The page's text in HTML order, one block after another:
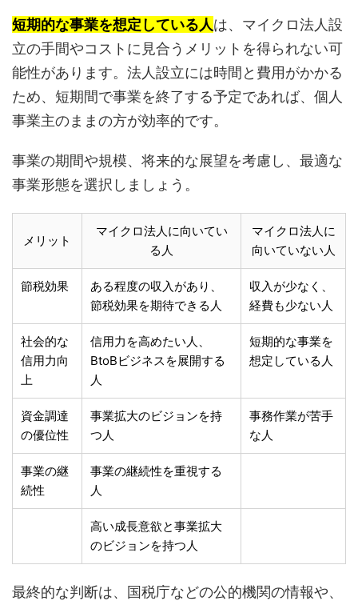
短期的な事業を想定している人は、マイクロ法人設
立の手間やコストに見合うメリットを得られない可
能性があります。法人設立には時間と費用がかかる
ため、短期間で事業を終了する予定であれば、個人
事業主のままの方が効率的です。
事業の期間や規模、将来的な展望を考慮し、最適な
事業形態を選択しましょう。
メリット
マイクロ法人に向いてい
る人
マイクロ法人に
向いていない人
節税効果
ある程度の収入があり、
節税効果を期待できる人
収入が少なく、
経費も少ない人
社会的な
信用力向
上
信用力を高めたい人、
BtoBビジネスを展開する
人
短期的な事業を
想定している人
資金調達
の優位性
事業拡大のビジョンを持
つ人
事務作業が苦手
な人
事業の継
続性
事業の継続性を重視する
人
高い成長意欲と事業拡大
のビジョンを持つ人
最終的な判断は、国税庁などの公的機関の情報や、